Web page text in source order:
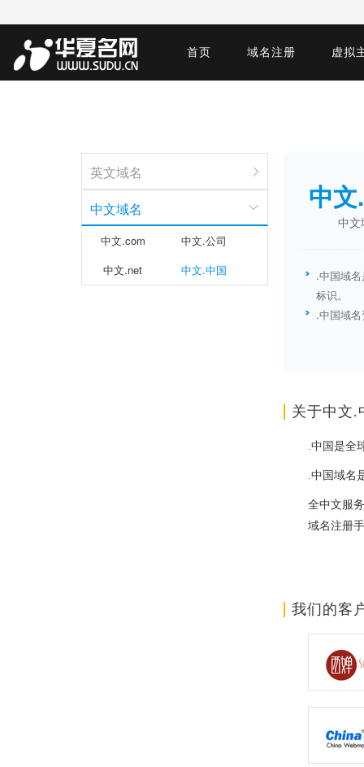
首页 域名注册 虚拟
英文域名
中文域名
中文.com
中文.公司
中文.net
中文.中国
中
中文
.中国域
标识。
.中国域
关于中文.
.中国是全
.中国域名
全中文服
域名注册
我们的客